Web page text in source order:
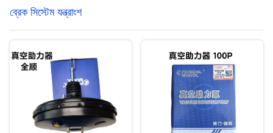
ব্রেক সিস্টেম যন্ত্রাংশ